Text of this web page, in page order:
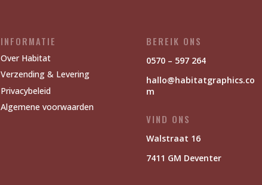
INFORMATIE
Over Habitat
Verzending & Levering
Privacybeleid
Algemene voorwaarden
BEREIK ONS
0570 – 597 264
hallo@habitatgraphics.co
m
VIND ONS
Walstraat 16
7411 GM Deventer